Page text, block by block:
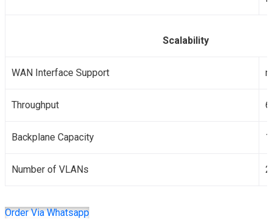
Scalability
WAN Interface Support
Throughput
Backplane Capacity
Number of VLANs
Order Via Whatsapp